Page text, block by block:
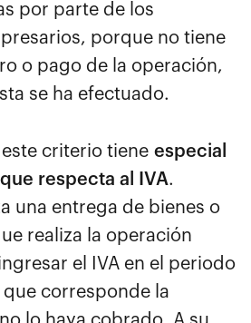
por parte de los
porque no tiene
o pago de la operación,
se ha efectuado.
criterio tiene especial
respecta al IVA.
una entrega de bienes o
realiza la operación
el IVA en el periodo
corresponde la